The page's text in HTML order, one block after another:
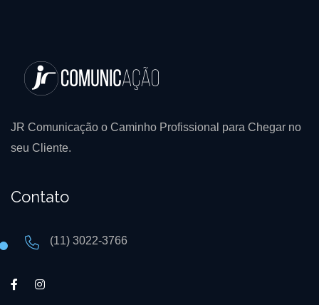
JR Comunicação o Caminho Profissional para Chegar no
seu Cliente.
Contato
(11) 3022-3766